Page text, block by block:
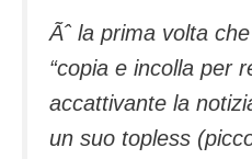
Ãˆ la prima volta
“copia e incolla per
accattivante la
un suo topless